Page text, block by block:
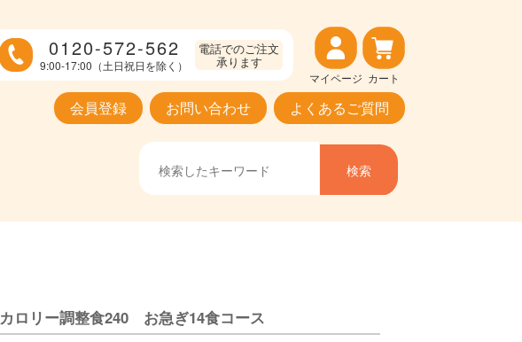
0120-572-562
9:00-17:00（土日祝日を除く）
電話でのご注文
承ります
マイページ カート
会員登録 お問い合わせ よくあるご質問
カロリー調整食240 お急ぎ14食コース